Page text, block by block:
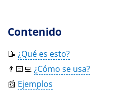
Contenido
📝 ¿Qué es esto?
👨🏻‍💻 ¿Cómo se usa?
📰 Ejemplos